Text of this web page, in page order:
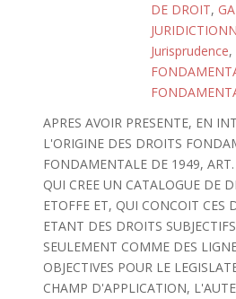
DE DROIT,
Jurisprudence,
APRES AVOIR PRESENTE, EN
L'ORIGINE DES DROITS
FONDAMENTALE DE 1949,
QUI CREE UN CATALOGUE DE
ETOFFE ET, QUI CONCOIT CES
ETANT DES DROITS
SEULEMENT COMME DES
OBJECTIVES POUR LE
CHAMP D'APPLICATION,